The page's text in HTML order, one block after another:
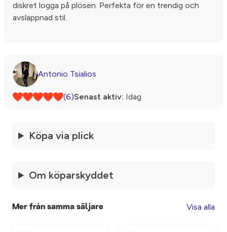
diskret logga på plösen. Perfekta för en trendig och
avslappnad stil.
Antonio Tsialios
(6)Senast aktiv: Idag
Köpa via plick
Om köparskyddet
Mer från samma säljare Visa alla